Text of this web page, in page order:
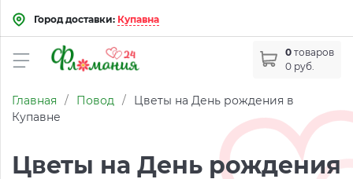
Город доставки: Купавна
0 товаров
0 руб.
Главная / Повод /
Цветы на День рождения в
Купавне
Цветы на День рождения